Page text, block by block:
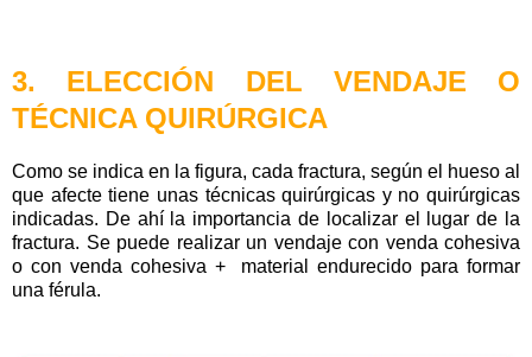
3. ELECCIÓN DEL VENDAJE O
TÉCNICA QUIRÚRGICA
Como se indica en la figura, cada fractura, según el hueso al
que afecte tiene unas técnicas quirúrgicas y no quirúrgicas
indicadas. De ahí la importancia de localizar el lugar de la
fractura. Se puede realizar un vendaje con venda cohesiva
o con venda cohesiva + material endurecido para formar
una férula.